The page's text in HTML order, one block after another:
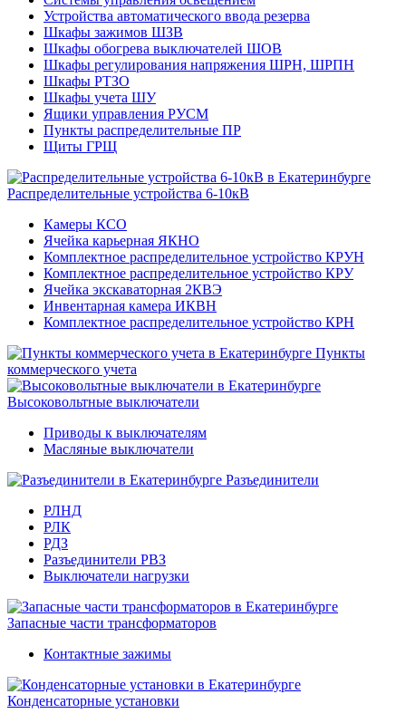
Устройства автоматического ввода резерва
Шкафы зажимов ШЗВ
Шкафы обогрева выключателей ШОВ
Шкафы регулирования напряжения ШРН, ШРПН
Шкафы РТЗО
Шкафы учета ШУ
Ящики управления РУСМ
Пункты распределительные ПР
Щиты ГРЩ
Распределительные устройства 6-10кВ
Камеры КСО
Ячейка карьерная ЯКНО
Комплектное распределительное устройство КРУН
Комплектное распределительное устройство КРУ
Ячейка экскаваторная 2КВЭ
Инвентарная камера ИКВН
Комплектное распределительное устройство КРН
Пункты
коммерческого учета
Высоковольтные выключатели
Приводы к выключателям
Масляные выключатели
Разъединители
РЛНД
РЛК
РДЗ
Разъединители РВЗ
Выключатели нагрузки
Запасные части трансформаторов
Контактные зажимы
Конденсаторные установки